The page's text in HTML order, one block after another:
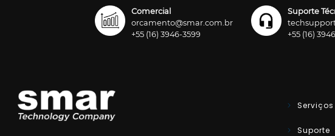
Comercial
orcamento@smar.com.br
+55 (16) 3946-3599
Suporte
+55 (16)
Serviços
Suporte